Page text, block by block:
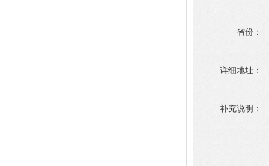
省份：
详细地址：
补充说明：